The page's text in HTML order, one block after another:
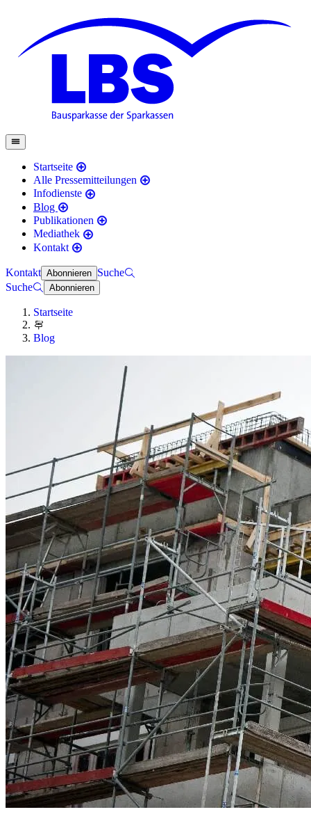
Startseite
Alle Pressemitteilungen
Infodienste
Blog
Publikationen
Mediathek
Kontakt
Kontakt Abonnieren Suche
Suche
Abonnieren
Startseite
Blog